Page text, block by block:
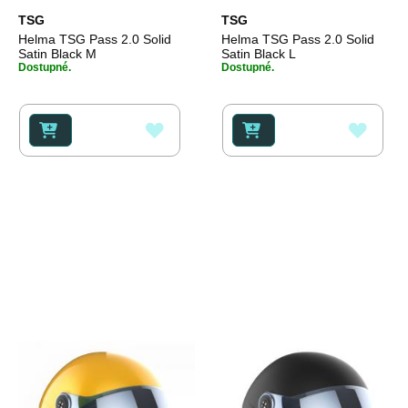
TSG
Helma TSG Pass 2.0 Solid
Satin Black M
Dostupné.
K
TSG
Helma TSG Pass 2.0 Solid
Satin Black L
Dostupné.
K